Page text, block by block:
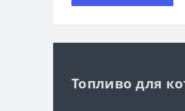
Топливо для